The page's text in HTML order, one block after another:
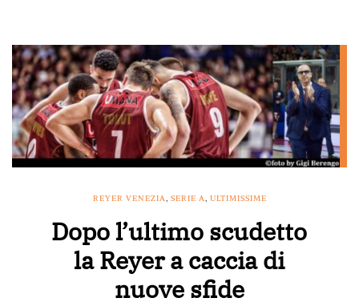
REYER VENEZIA, SERIE A, ULTIMISSIME
Dopo l’ultimo scudetto
la Reyer a caccia di
nuove sfide